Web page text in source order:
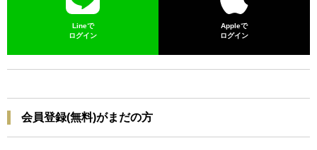
Lineで
ログイン
Appleで
ログイン
会員登録(無料)がまだの方